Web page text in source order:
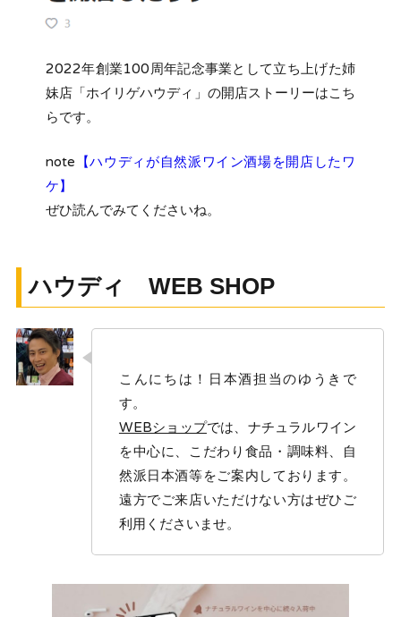
2022年創業100周年記念事業として立ち上げた姉
妹店「ホイリゲハウディ」の開店ストーリーはこち
らです。
note 【ハウディが自然派ワイン酒場を開店したワ
ケ】
ぜひ読んでみてくださいね。
ハウディ WEB SHOP
こんにちは！日本酒担当のゆうきで
す。
WEBショップでは、ナチュラルワイン
を中心に、こだわり食品・調味料、自
然派日本酒等をご案内しております。
遠方でご来店いただけない方はぜひご
利用くださいませ。